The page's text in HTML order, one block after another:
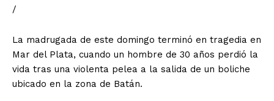
/
La madrugada de este domingo terminó en tragedia en
Mar del Plata, cuando un hombre de 30 años perdió la
vida tras una violenta pelea a la salida de un boliche
ubicado en la zona de Batán.